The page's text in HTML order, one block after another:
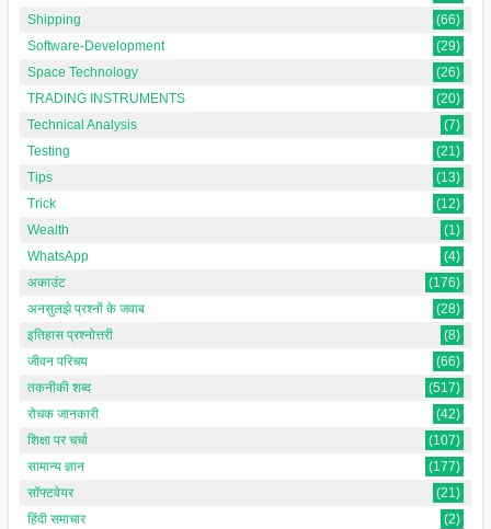
Shipping
(66)
Software-Development
(29)
Space Technology
(26)
TRADING INSTRUMENTS
(20)
Technical Analysis
(7)
Testing
(21)
Tips
(13)
Trick
(12)
Wealth
(1)
WhatsApp
(4)
अकाउंट
(176)
अनसुलझे प्रश्नों के जवाब
(28)
इतिहास प्रश्नोत्तरी
(8)
जीवन परिचय
(66)
तकनीकी शब्द
(517)
रोचक जानकारी
(42)
शिक्षा पर चर्चा
(107)
सामान्य ज्ञान
(177)
सॉफ्टवेयर
(21)
हिंदी समाचार
(2)